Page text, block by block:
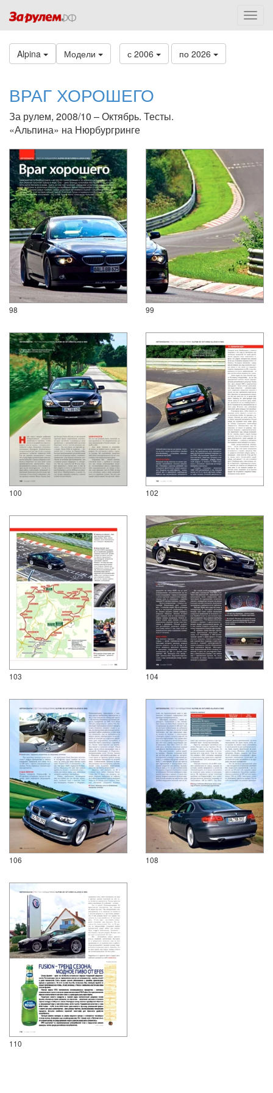
Alpina Модели с 2006 по 2026
ВРАГ ХОРОШЕГО
За рулем, 2008/10 – Октябрь. Тесты.
«Альпина» на Нюрбургринге
98 99
100 102
103 104
106 108
110